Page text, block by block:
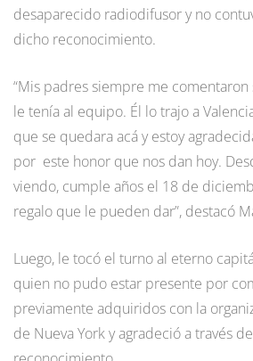
desaparecido radiodifusor y no
dicho reconocimiento.
“Mis padres siempre me
le tenía al equipo. Él lo trajo a
que se quedara acá y estoy
por este honor que nos dan hoy.
viendo, cumple años el 18 de
regalo que le pueden dar”, destacó
Luego, le tocó el turno al eterno
quien no pudo estar presente por
previamente adquiridos con la
de Nueva York y agradeció a través